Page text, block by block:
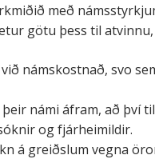
með
götu þess til
námskostnað, svo
námi áfram, að því
og fjárheimildir.
á greiðslum vegna